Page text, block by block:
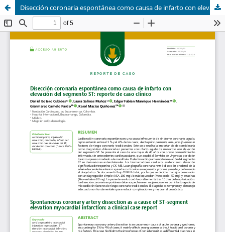
Disección coronaria espontánea como causa de infarto con elevación del segmento ST: reporte de caso clínico